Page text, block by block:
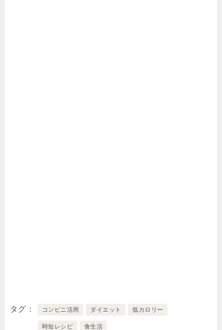
タグ コンビニ活用 ダイエット 低カロリー
時短レシピ 食生活